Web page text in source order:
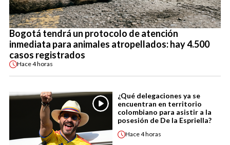
Bogotá tendrá un protocolo de atención
inmediata para animales atropellados: hay 4.500
casos registrados
Hace4 horas
¿Qué delegaciones ya se
encuentran en territorio
colombiano para asistir a la
posesión de De la Espriella?
Hace4 horas